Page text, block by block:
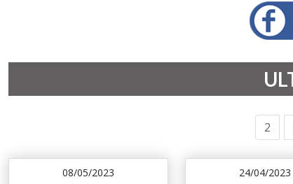
2
08/05/2023 24/04/2023